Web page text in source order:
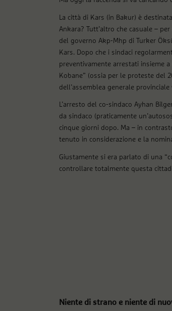
La città di Kars (in Bakur) è
Ankara? Tutt’altro che casuale –
del governo Akp-Mhp di Turker
Kars. Dopo che i sindaci
preventivamente arrestati insieme
Kobane” (ossia per le proteste del
dell’assemblea generale
L’arresto del co-sindaco Ayhan
da sindaco (praticamente
cinque giorni dopo. Ma – in
tenuto in considerazione e la
Giustamente si era parlato di una
controllare totalmente questa
Niente di strano e niente di